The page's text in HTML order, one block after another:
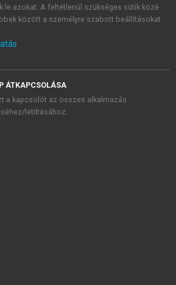
licencszerződéseiben foglaltakat
és elfogadom.
KIPRÓBÁLOM
le azokat. A feltétlenül szükséges sütik közé
között a személyre szabott beállításokat
ÁTKAPCSOLÁSA
a kapcsolót az összes alkalmazás
letiltásához.